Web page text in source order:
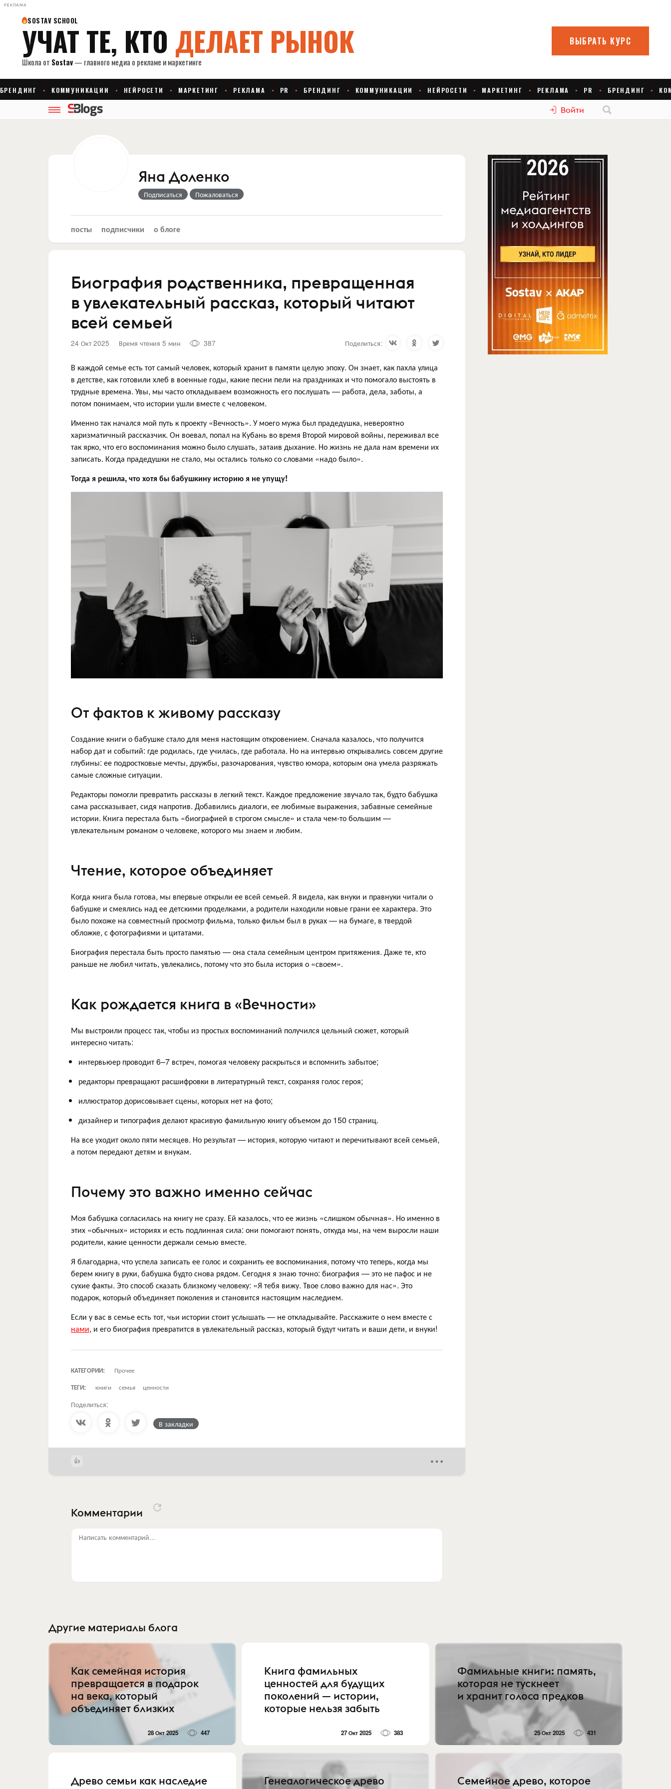
РЕКЛАМА
Войти
Яна Доленко
Подписаться Пожаловаться
посты подписчики о блоге
Биография родственника, превращенная
в увлекательный рассказ, который читают
всей семьей
24 Окт 2025 Время чтения 5 мин 387 Поделиться:
В каждой семье есть тот самый человек, который хранит в памяти целую эпоху. Он знает, как пахла улица
в детстве, как готовили хлеб в военные годы, какие песни пели на праздниках и что помогало выстоять в
трудные времена. Увы, мы часто откладываем возможность его послушать — работа, дела, заботы, а
потом понимаем, что истории ушли вместе с человеком.
Именно так начался мой путь к проекту «Вечность». У моего мужа был прадедушка, невероятно
харизматичный рассказчик. Он воевал, попал на Кубань во время Второй мировой войны, переживал все
так ярко, что его воспоминания можно было слушать, затаив дыхание. Но жизнь не дала нам времени их
записать. Когда прадедушки не стало, мы остались только со словами «надо было».
Тогда я решила, что хотя бы бабушкину историю я не упущу!
От фактов к живому рассказу
Создание книги о бабушке стало для меня настоящим откровением. Сначала казалось, что получится
набор дат и событий: где родилась, где училась, где работала. Но на интервью открывались совсем другие
глубины: ее подростковые мечты, дружбы, разочарования, чувство юмора, которым она умела разряжать
самые сложные ситуации.
Редакторы помогли превратить рассказы в легкий текст. Каждое предложение звучало так, будто бабушка
сама рассказывает, сидя напротив. Добавились диалоги, ее любимые выражения, забавные семейные
истории. Книга перестала быть «биографией в строгом смысле» и стала чем-то большим —
увлекательным романом о человеке, которого мы знаем и любим.
Чтение, которое объединяет
Когда книга была готова, мы впервые открыли ее всей семьей. Я видела, как внуки и правнуки читали о
бабушке и смеялись над ее детскими проделками, а родители находили новые грани ее характера. Это
было похоже на совместный просмотр фильма, только фильм был в руках — на бумаге, в твердой
обложке, с фотографиями и цитатами.
Биография перестала быть просто памятью — она стала семейным центром притяжения. Даже те, кто
раньше не любил читать, увлекались, потому что это была история о «своем».
Как рождается книга в «Вечности»
Мы выстроили процесс так, чтобы из простых воспоминаний получился цельный сюжет, который
интересно читать:
интервьюер проводит 6–7 встреч, помогая человеку раскрыться и вспомнить забытое;
редакторы превращают расшифровки в литературный текст, сохраняя голос героя;
иллюстратор дорисовывает сцены, которых нет на фото;
дизайнер и типография делают красивую фамильную книгу объемом до 150 страниц.
На все уходит около пяти месяцев. Но результат — история, которую читают и перечитывают всей семьей,
а потом передают детям и внукам.
Почему это важно именно сейчас
Моя бабушка согласилась на книгу не сразу. Ей казалось, что ее жизнь «слишком обычная». Но именно в
этих «обычных» историях и есть подлинная сила: они помогают понять, откуда мы, на чем выросли наши
родители, какие ценности держали семью вместе.
Я благодарна, что успела записать ее голос и сохранить ее воспоминания, потому что теперь, когда мы
берем книгу в руки, бабушка будто снова рядом. Сегодня я знаю точно: биография — это не пафос и не
сухие факты. Это способ сказать близкому человеку: «Я тебя вижу. Твое слово важно для нас». Это
подарок, который объединяет поколения и становится настоящим наследием.
Если у вас в семье есть тот, чьи истории стоит услышать — не откладывайте. Расскажите о нем вместе с
нами, и его биография превратится в увлекательный рассказ, который будут читать и ваши дети, и внуки!
КАТЕГОРИИ:
Прочее
ТЕГИ:
книги семья ценности
Поделиться:
В закладки
Комментарии
Написать комментарий...
Другие материалы блога
Как семейная история
превращается в подарок
на века, который
объединяет близких
28 Окт 2025 447
Книга фамильных
ценностей для будущих
поколений — истории,
которые нельзя забыть
27 Окт 2025 383
Фамильные книги: память,
которая не тускнеет
и хранит голоса предков
25 Окт 2025 431
Древо семьи как наследие
Генеалогическое древо
Семейное древо, которое